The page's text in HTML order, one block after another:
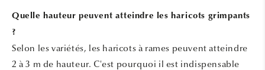
Quelle hauteur peuvent atteindre les haricots grimpants
?
Selon les variétés, les haricots à rames peuvent atteindre
2 à 3 m de hauteur. C'est pourquoi il est indispensable